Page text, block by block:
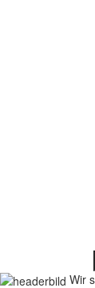
Wir